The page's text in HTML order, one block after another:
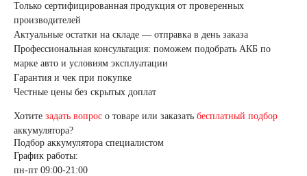
Мотоциклы
Скутеры
Квадроциклы
Садовые трактора,
Только сертифицированная продукция от проверенных
производителей
Актуальные остатки на складе — отправка в день заказа
Профессиональная консультация: поможем подобрать АКБ по
марке авто и условиям эксплуатации
Гарантия и чек при покупке
Честные цены без скрытых доплат
Хотите задать вопрос о товаре или заказать бесплатный подбор
аккумулятора?
Подбор аккумулятора специалистом
График работы:
пн-пт 09:00-21:00